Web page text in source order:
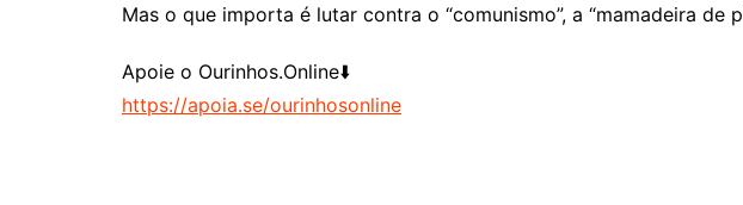
Mas o que importa é lutar contra o “comunismo”, a “mamadeira de
Apoie o Ourinhos.Online⬇️
https://apoia.se/ourinhosonline